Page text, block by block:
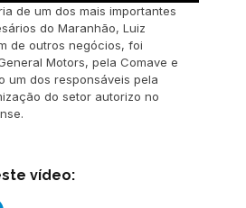
de um dos mais importantes
do Maranhão, Luiz
de outros negócios, foi
Motors, pela Comave e
um dos responsáveis pela
do setor autorizo no
vídeo: